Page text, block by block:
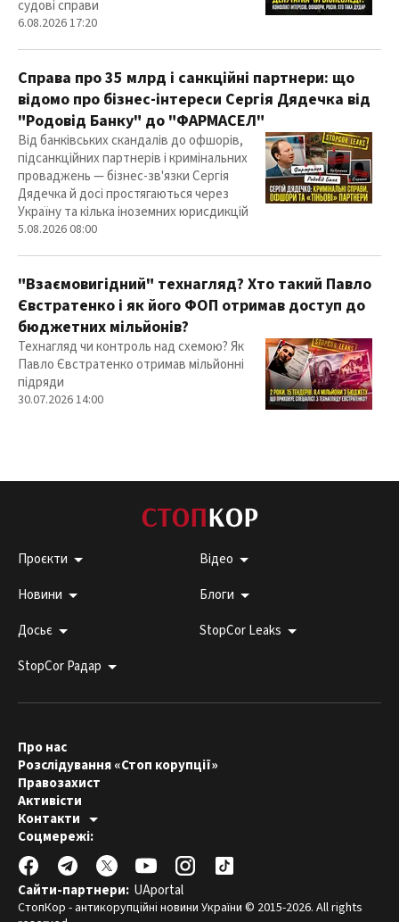
судові справи
6.08.2026 17:20
Справа про 35 млрд і санкційні партнери: що
відомо про бізнес-інтереси Сергія Дядечка від
"Родовід Банку" до "ФАРМАСЕЛ"
Від банківських скандалів до офшорів,
підсанкційних партнерів і кримінальних
проваджень — бізнес-зв'язки Сергія
Дядечка й досі простягаються через
Україну та кілька іноземних юрисдикцій
5.08.2026 08:00
"Взаємовигідний" технагляд? Хто такий Павло
Євстратенко і як його ФОП отримав доступ до
бюджетних мільйонів?
Технагляд чи контроль над схемою? Як
Павло Євстратенко отримав мільйонні
підряди
30.07.2026 14:00
Проєкти
Відео
Новини
Блоги
Досьє
StopCor Leaks
StopCor Радар
Сайти-партнери: UAportal
СтопКор - антикорупційні новини України © 2015-2026. All rights
Про нас
Розслідування «Стоп корупції»
Правозахист
Активісти
Контакти
Гаряча лінія:
Редакція СтопКору:
stopcor.org@gmail.com
Юристи:
law@stopcor.org
Правозахисники:
Журналісти-розслідувачі:
media@stopcor.org
Соцмережі: